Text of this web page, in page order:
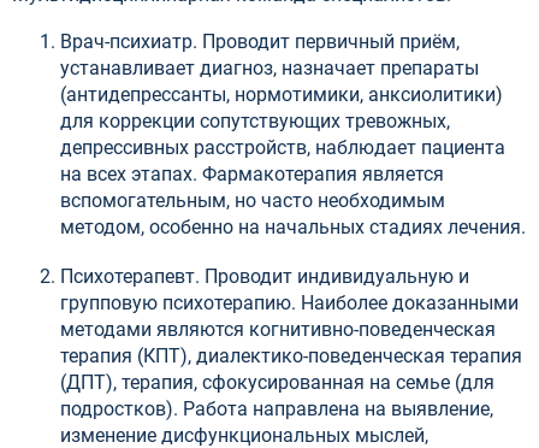
Врач-психиатр. Проводит первичный приём,
устанавливает диагноз, назначает препараты
(антидепрессанты, нормотимики, анксиолитики)
для коррекции сопутствующих тревожных,
депрессивных расстройств, наблюдает пациента
на всех этапах. Фармакотерапия является
вспомогательным, но часто необходимым
методом, особенно на начальных стадиях лечения.
Психотерапевт. Проводит индивидуальную и
групповую психотерапию. Наиболее доказанными
методами являются когнитивно-поведенческая
терапия (КПТ), диалектико-поведенческая терапия
(ДПТ), терапия, сфокусированная на семье (для
подростков). Работа направлена на выявление,
изменение дисфункциональных мыслей,